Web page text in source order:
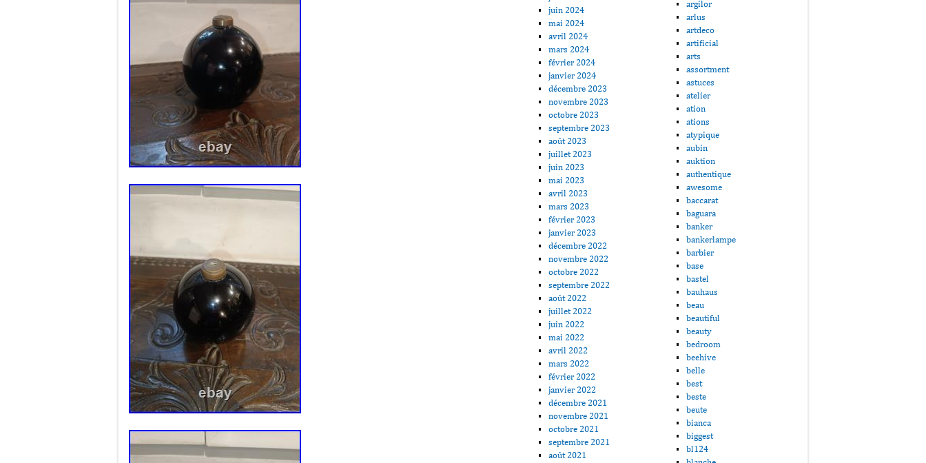
juin 2024
mai 2024
avril 2024
mars 2024
février 2024
janvier 2024
décembre 2023
novembre 2023
octobre 2023
septembre 2023
août 2023
juillet 2023
juin 2023
mai 2023
avril 2023
mars 2023
février 2023
janvier 2023
décembre 2022
novembre 2022
octobre 2022
septembre 2022
août 2022
juillet 2022
juin 2022
mai 2022
avril 2022
mars 2022
février 2022
janvier 2022
décembre 2021
novembre 2021
octobre 2021
septembre 2021
août 2021
argilor
arlus
artdeco
artificial
arts
assortment
astuces
atelier
ation
ations
atypique
aubin
auktion
authentique
awesome
baccarat
baguara
banker
bankerlampe
barbier
base
bastel
bauhaus
beau
beautiful
beauty
bedroom
beehive
belle
best
beste
beute
bianca
biggest
bl124